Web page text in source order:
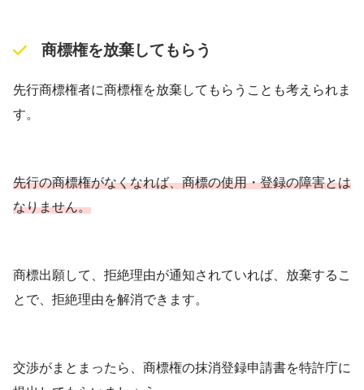
商標権を放棄してもらう
先行商標権者に商標権を放棄してもらうことも考えられま
す。
先行の商標権がなくなれば、商標の使用・登録の障害とは
なりません。
商標出願して、拒絶理由が通知されていれば、放棄するこ
とで、拒絶理由を解消できます。
交渉がまとまったら、商標権の抹消登録申請書を特許庁に